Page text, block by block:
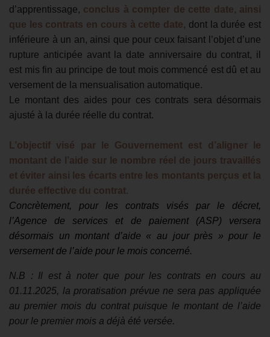
d’apprentissage, conclus à compter de cette date, ainsi
que les contrats en cours à cette date, dont la durée est
inférieure à un an, ainsi que pour ceux faisant l’objet d’une
rupture anticipée avant la date anniversaire du contrat, il
est mis fin au principe de tout mois commencé est dû et au
versement de la mensualisation automatique.
Le montant des aides pour ces contrats sera désormais
ajusté à la durée réelle du contrat.
L’objectif visé par le Gouvernement est d’aligner le
montant de l’aide sur le nombre réel de jours travaillés
et éviter ainsi les écarts entre les montants perçus et la
durée effective du contrat.
Concrètement, pour les contrats visés par le décret,
l’Agence de services et de paiement (ASP) versera
désormais un montant d’aide « au jour près » pour le
versement de l’aide pour le mois concerné.
N.B : Il est à noter que pour les contrats en cours au
01.11.2025, la proratisation prévue ne sera pas appliquée
au premier mois du contrat puisque le montant de l’aide
pour le premier mois a déjà été versée.